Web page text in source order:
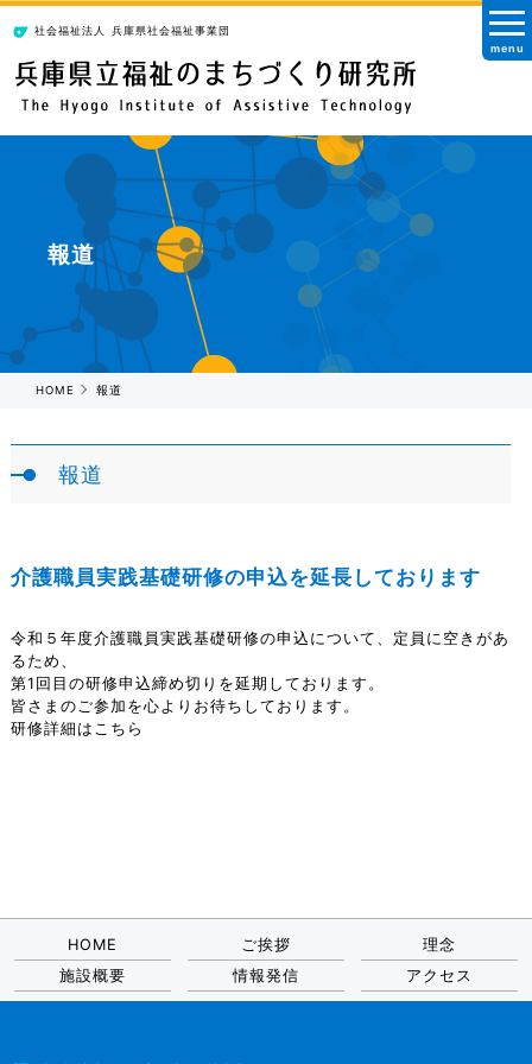
社会福祉法人
兵庫県社会福祉事業団
menu
報道
HOME 報道
報道
介護職員実践基礎研修の申込を延長しております
令和５年度介護職員実践基礎研修の申込について、定員に空きがあ
るため、
第1回目の研修申込締め切りを延期しております。
皆さまのご参加を心よりお待ちしております。
研修詳細は こちら
HOME ご挨拶
理念
施設概要
情報発信 アクセス